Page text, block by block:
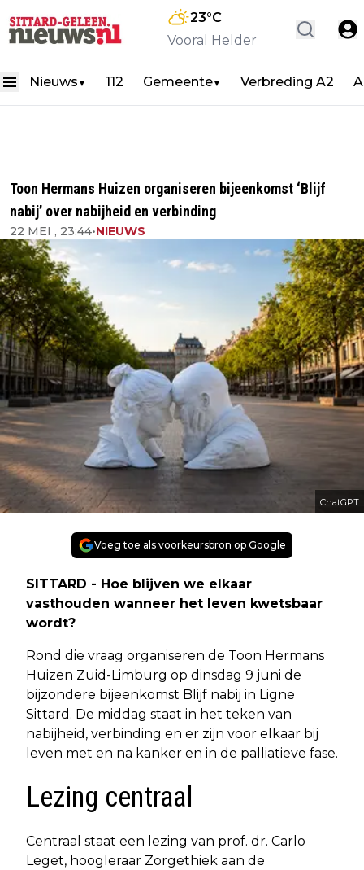
23°C
Vooral Helder
Nieuws ▼ 112 Gemeente▼ Verbreding A2
Toon Hermans Huizen organiseren bijeenkomst ‘Blijf
nabij’ over nabijheid en verbinding
22 MEI , 23:44•NIEUWS
ChatGPT
Voeg toe als voorkeursbron op Google
SITTARD - Hoe blijven we elkaar
vasthouden wanneer het leven kwetsbaar
wordt?
Rond die vraag organiseren de Toon Hermans
Huizen Zuid-Limburg op dinsdag 9 juni de
bijzondere bijeenkomst Blijf nabij in Ligne
Sittard. De middag staat in het teken van
nabijheid, verbinding en er zijn voor elkaar bij
leven met en na kanker en in de palliatieve fase.
Lezing centraal
Centraal staat een lezing van prof. dr. Carlo
Leget, hoogleraar Zorgethiek aan de